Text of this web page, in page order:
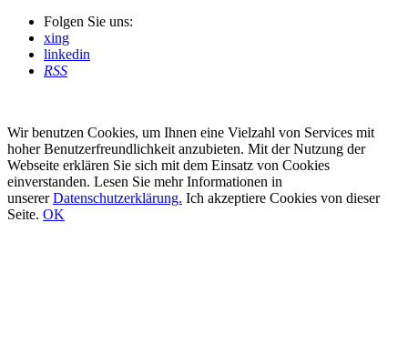
Folgen Sie uns:
xing
linkedin
RSS
Wir benutzen Cookies, um Ihnen eine Vielzahl von Services mit
hoher Benutzerfreundlichkeit anzubieten. Mit der Nutzung der
Webseite erklären Sie sich mit dem Einsatz von Cookies
einverstanden. Lesen Sie mehr Informationen in
unsererDatenschutzerklärung. Ich akzeptiere Cookies von dieser
Seite. OK